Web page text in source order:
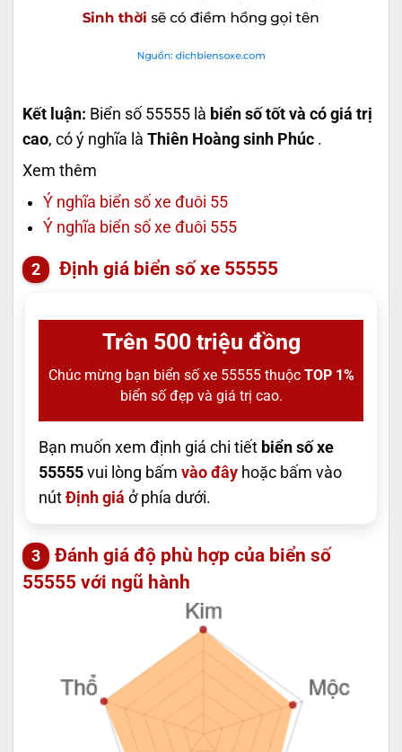
Kết luận: Biển số 55555 là biển số tốt và có giá trị
cao, có ý nghĩa là Thiên Hoàng sinh Phúc .
Xem thêm
Ý nghĩa biển số xe đuôi 55
Ý nghĩa biển số xe đuôi 555
Định giá biển số xe 55555
Trên 500 triệu đồng
Chúc mừng bạn biển số xe 55555 thuộc TOP 1%
biển số đẹp và giá trị cao.
Bạn muốn xem định giá chi tiết biển số xe
55555 vui lòng bấm vào đây hoặc bấm vào
nút Định giá ở phía dưới.
Đánh giá độ phù hợp của biển số
55555 với ngũ hành